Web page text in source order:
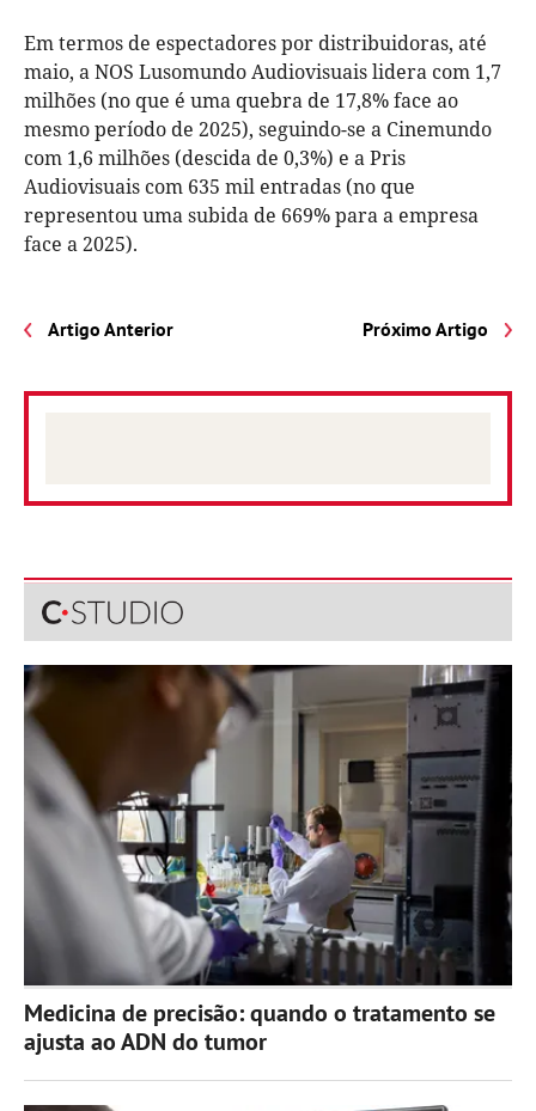
Em termos de espectadores por distribuidoras, até
maio, a NOS Lusomundo Audiovisuais lidera com 1,7
milhões (no que é uma quebra de 17,8% face ao
mesmo período de 2025), seguindo-se a Cinemundo
com 1,6 milhões (descida de 0,3%) e a Pris
Audiovisuais com 635 mil entradas (no que
representou uma subida de 669% para a empresa
face a 2025).
Artigo Anterior Próximo Artigo
Medicina de precisão: quando o tratamento se
ajusta ao ADN do tumor